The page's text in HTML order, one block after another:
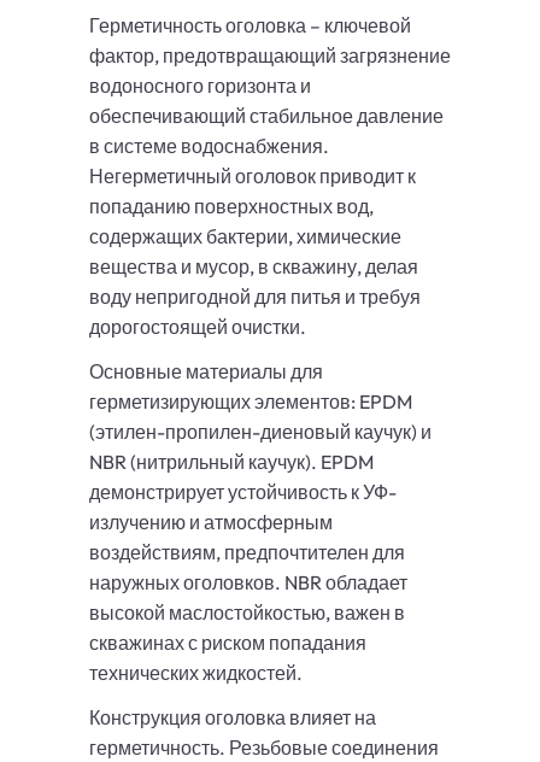
Герметичность оголовка – ключевой
фактор, предотвращающий загрязнение
водоносного горизонта и
обеспечивающий стабильное давление
в системе водоснабжения.
Негерметичный оголовок приводит к
попаданию поверхностных вод,
содержащих бактерии, химические
вещества и мусор, в скважину, делая
воду непригодной для питья и требуя
дорогостоящей очистки.
Основные материалы для
герметизирующих элементов: EPDM
(этилен-пропилен-диеновый каучук) и
NBR (нитрильный каучук). EPDM
демонстрирует устойчивость к УФ-
излучению и атмосферным
воздействиям, предпочтителен для
наружных оголовков. NBR обладает
высокой маслостойкостью, важен в
скважинах с риском попадания
технических жидкостей.
Конструкция оголовка влияет на
герметичность. Резьбовые соединения